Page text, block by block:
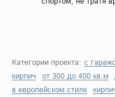
Категории проекта: с
кирпич от 300 до 400 кв.м
в европейском стиле